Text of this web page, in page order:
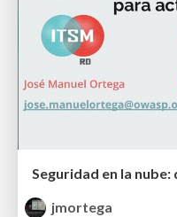
jmortega